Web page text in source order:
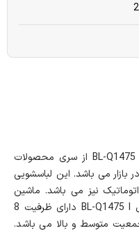
ماشین لباسشویی سام 8 کیلویی مدل BL-Q1475 I از سری محصولات
می باشد. این لباسشویی
نیز می باشد. ماشین
لباسشویی سام الکترونیک 8 کیلویی مدل BL-Q1475 I دارای ظرفیت 8
متوسط و بالا می باشد.